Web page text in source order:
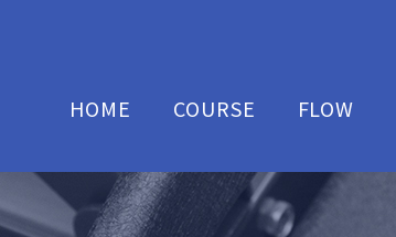
HOME COURSE FLOW